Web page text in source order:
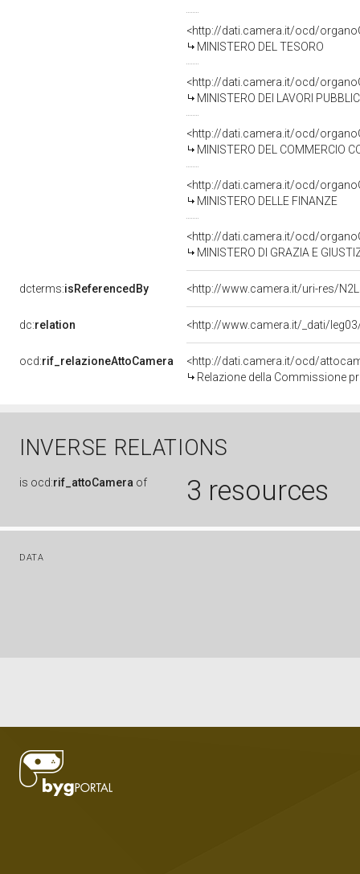
<http://dati.camera.it/ocd/
MINISTERO DEL TESORO
<http://dati.camera.it/ocd/
MINISTERO DEI LAVORI
<http://dati.camera.it/ocd/
MINISTERO DEL COMMERCIO
<http://dati.camera.it/ocd/
MINISTERO DELLE FINANZE
<http://dati.camera.it/ocd/
MINISTERO DI GRAZIA E
dcterms:isReferencedBy <http://www.camera.it/uri-res/
dc:relation <http://www.camera.it/_dati/
ocd:rif_relazioneAttoCamera
<http://dati.camera.it/ocd/
Relazione della Commissione
INVERSE RELATIONS
is ocd:rif_attoCamera of 3 resources
DATA